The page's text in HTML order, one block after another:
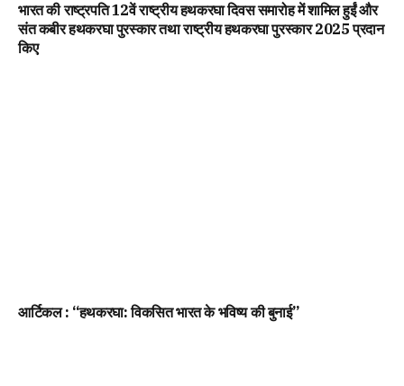
भारत की राष्ट्रपति 12वें राष्ट्रीय हथकरघा दिवस समारोह में शामिल हुईं और
संत कबीर हथकरघा पुरस्कार तथा राष्ट्रीय हथकरघा पुरस्कार 2025 प्रदान
किए
आर्टिकल : “हथकरघा: विकसित भारत के भविष्य की बुनाई”